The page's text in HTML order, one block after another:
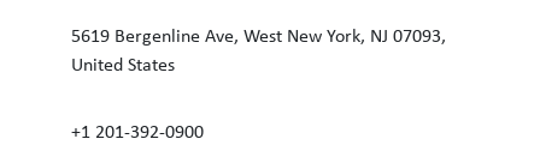
5619 Bergenline Ave, West New York, NJ 07093,
United States
+1 201-392-0900